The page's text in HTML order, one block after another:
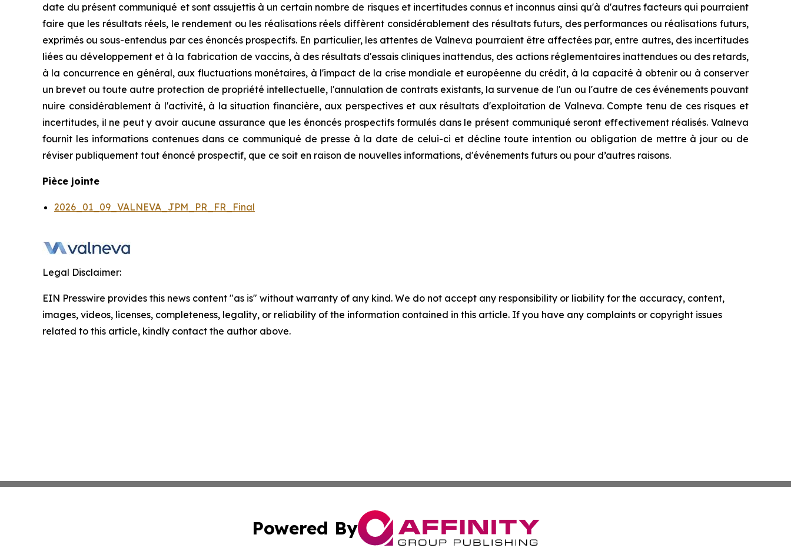
date du présent communiqué et sont assujettis à un certain nombre de risques et incertitudes connus et inconnus ainsi qu'à d'autres facteurs qui pourraient
faire que les résultats réels, le rendement ou les réalisations réels diffèrent considérablement des résultats futurs, des performances ou réalisations futurs,
exprimés ou sous-entendus par ces énoncés prospectifs. En particulier, les attentes de Valneva pourraient être affectées par, entre autres, des incertitudes
liées au développement et à la fabrication de vaccins, à des résultats d'essais cliniques inattendus, des actions réglementaires inattendues ou des retards,
à la concurrence en général, aux fluctuations monétaires, à l'impact de la crise mondiale et européenne du crédit, à la capacité à obtenir ou à conserver
un brevet ou toute autre protection de propriété intellectuelle, l'annulation de contrats existants, la survenue de l'un ou l'autre de ces événements pouvant
nuire considérablement à l'activité, à la situation financière, aux perspectives et aux résultats d'exploitation de Valneva. Compte tenu de ces risques et
incertitudes, il ne peut y avoir aucune assurance que les énoncés prospectifs formulés dans le présent communiqué seront effectivement réalisés. Valneva
fournit les informations contenues dans ce communiqué de presse à la date de celui-ci et décline toute intention ou obligation de mettre à jour ou de
réviser publiquement tout énoncé prospectif, que ce soit en raison de nouvelles informations, d'événements futurs ou pour d’autres raisons.
Pièce jointe
2026_01_09_VALNEVA_JPM_PR_FR_Final
Legal Disclaimer:
EIN Presswire provides this news content "as is" without warranty of any kind. We do not accept any responsibility or liability for the accuracy, content,
images, videos, licenses, completeness, legality, or reliability of the information contained in this article. If you have any complaints or copyright issues
related to this article, kindly contact the author above.
Powered By